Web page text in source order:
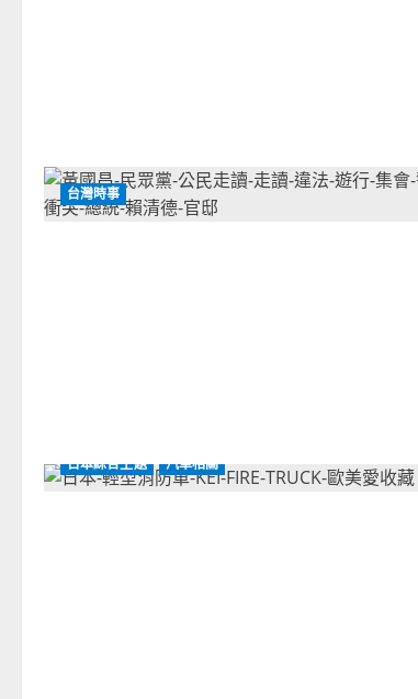
台灣時事
日本綜合主題 汽車相關